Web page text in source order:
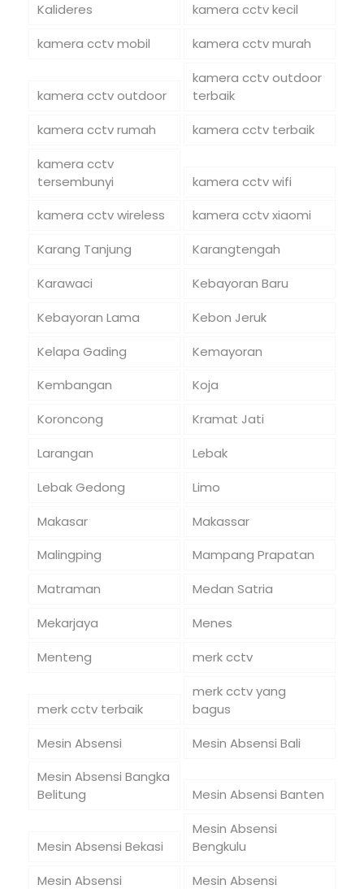
Kalideres
kamera cctv kecil
kamera cctv mobil
kamera cctv murah
kamera cctv outdoor
kamera cctv outdoor
terbaik
kamera cctv rumah
kamera cctv terbaik
kamera cctv
tersembunyi
kamera cctv wifi
kamera cctv wireless
kamera cctv xiaomi
Karang Tanjung
Karangtengah
Karawaci
Kebayoran Baru
Kebayoran Lama
Kebon Jeruk
Kelapa Gading
Kemayoran
Kembangan
Koja
Koroncong
Kramat Jati
Larangan
Lebak
Lebak Gedong
Limo
Makasar
Makassar
Malingping
Mampang Prapatan
Matraman
Medan Satria
Mekarjaya
Menes
Menteng
merk cctv
merk cctv terbaik
merk cctv yang
bagus
Mesin Absensi
Mesin Absensi Bali
Mesin Absensi Bangka
Belitung
Mesin Absensi Banten
Mesin Absensi Bekasi
Mesin Absensi
Bengkulu
Mesin Absensi
Mesin Absensi